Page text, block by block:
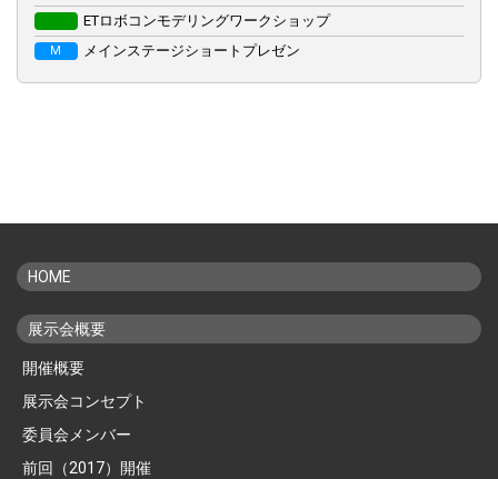
ETロボコンモデリングワークショップ
M メインステージショートプレゼン
HOME
展示会概要
開催概要
展示会コンセプト
委員会メンバー
前回（2017）開催